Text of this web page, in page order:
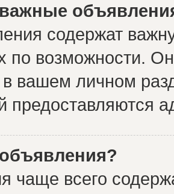
важные
содержат
по возможности.
вашем личном
предоставляются
чаще всего